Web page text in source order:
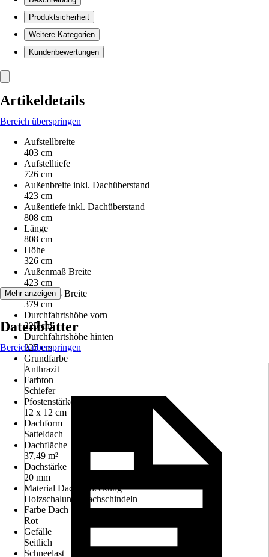
Produktsicherheit
Weitere Kategorien
Kundenbewertungen
Artikeldetails
Bereich überspringen
Aufstellbreite
403 cm
Aufstelltiefe
726 cm
Außenbreite inkl. Dachüberstand
423 cm
Außentiefe inkl. Dachüberstand
808 cm
Länge
808 cm
Höhe
326 cm
Außenmaß Breite
423 cm
Innenmaß Breite
379 cm
Durchfahrtshöhe vorn
225 cm
Durchfahrtshöhe hinten
225 cm
Grundfarbe
Anthrazit
Farbton
Schiefer
Pfostenstärke
12 x 12 cm
Dachform
Satteldach
Dachfläche
37,49 m²
Dachstärke
20 mm
Material Dacheindeckung
Holzschalung, Dachschindeln
Farbe Dach
Rot
Gefälle
Seitlich
Schneelast
Mehr anzeigen
Datenblätter
Bereich überspringen